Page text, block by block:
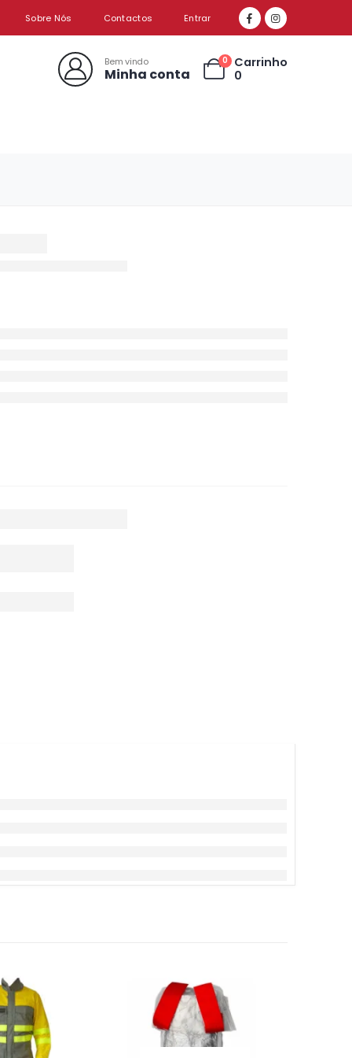
Sobre Nós Contactos Entrar
Bem vindo
Minha conta
0
Carrinho
0